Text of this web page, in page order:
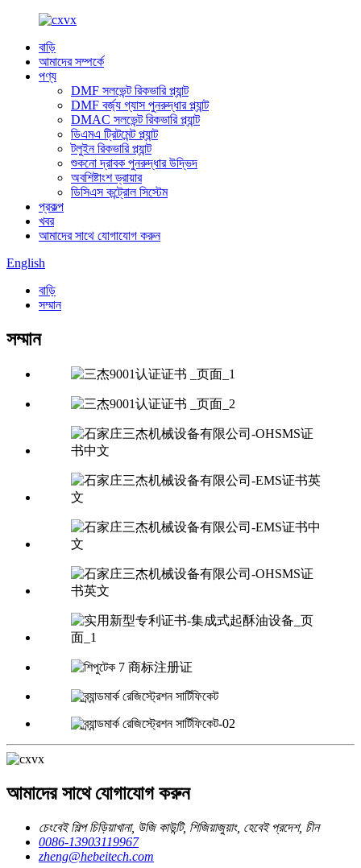
বাড়ি
আমাদের সম্পর্কে
পণ্য
DMF সলভেন্ট রিকভারি প্ল্যান্ট
DMF বর্জ্য গ্যাস পুনরুদ্ধার প্ল্যান্ট
DMAC সলভেন্ট রিকভারি প্ল্যান্ট
ডিএমএ ট্রিটমেন্ট প্ল্যান্ট
টলুইন রিকভারি প্ল্যান্ট
শুকনো দ্রাবক পুনরুদ্ধার উদ্ভিদ
অবশিষ্টাংশ ড্রায়ার
ডিসিএস কন্ট্রোল সিস্টেম
প্রকল্প
খবর
আমাদের সাথে যোগাযোগ করুন
English
বাড়ি
সম্মান
সম্মান
আমাদের সাথে যোগাযোগ করুন
চেংবেই শিল্প চিড়িয়াখানা, উজি কাউন্টি, শিজিয়াজুয়াং, হেবেই প্রদেশ, চীন
0086-13903119967
zheng@hebeitech.com